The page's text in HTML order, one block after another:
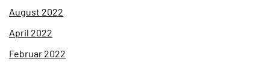
August 2022
April 2022
Februar 2022